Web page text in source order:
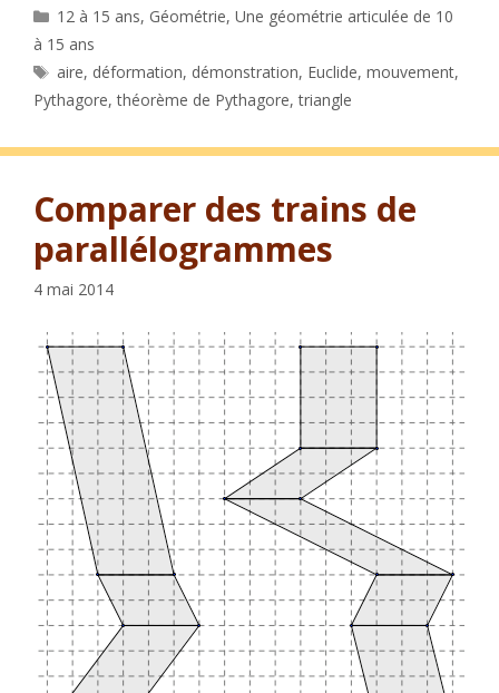
Catégories
12 à 15 ans, Géométrie,Une géométrie articulée de 10
à 15 ans
Étiquettes
aire, déformation, démonstration, Euclide,mouvement,
Pythagore,théorème de Pythagore,triangle
Comparer des trains de
parallélogrammes
4 mai 2014